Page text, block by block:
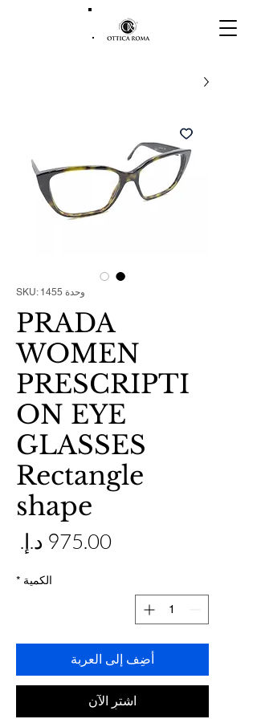
وحدة SKU: 1455
PRADA
WOMEN
PRESCRIPTI
ON EYE
GLASSES
Rectangle
shape
الكمية *
أضِف إلى العربة
اشترِ الآن